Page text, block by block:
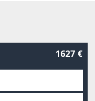
1627 €